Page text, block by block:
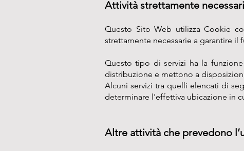
Attività strettamente
Questo Sito Web utilizza Cookie
strettamente necessarie a garantire
Questo tipo di servizi ha la
distribuzione e mettono a
Alcuni servizi tra quelli elencati di
determinare l'effettiva ubicazione in
Altre attività che prevedono